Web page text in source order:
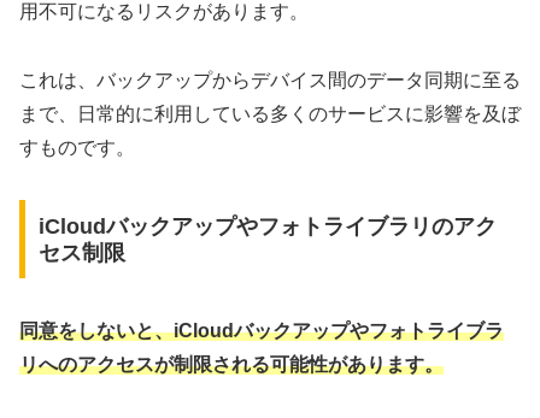
用不可になるリスクがあります。
これは、バックアップからデバイス間のデータ同期に至る
まで、日常的に利用している多くのサービスに影響を及ぼ
すものです。
iCloudバックアップやフォトライブラリのアク
セス制限
同意をしないと、iCloudバックアップやフォトライブラ
リへのアクセスが制限される可能性があります。